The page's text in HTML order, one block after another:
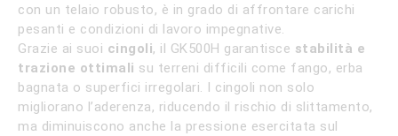
con un telaio robusto, è in grado di affrontare carichi
pesanti e condizioni di lavoro impegnative.
Grazie ai suoi cingoli, il GK500H garantisce stabilità e
trazione ottimali su terreni difficili come fango, erba
bagnata o superfici irregolari. I cingoli non solo
migliorano l’aderenza, riducendo il rischio di slittamento,
ma diminuiscono anche la pressione esercitata sul